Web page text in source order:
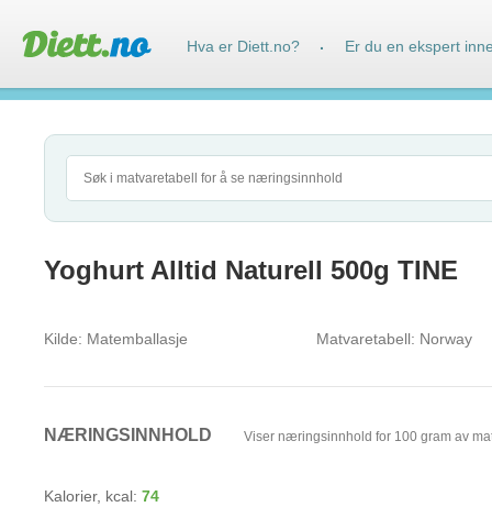
Yoghurt Alltid Naturell 500g TINE
Kilde: Matemballasje Matvaretabell: Norway
NÆRINGSINNHOLD Viser næringsinnhold for 100 gram av
Kalorier, kcal: 74
Hva er Diett.no? · Er du en ekspert